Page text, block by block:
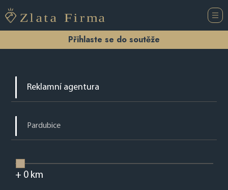
Přihlaste se do soutěže
+ 0km